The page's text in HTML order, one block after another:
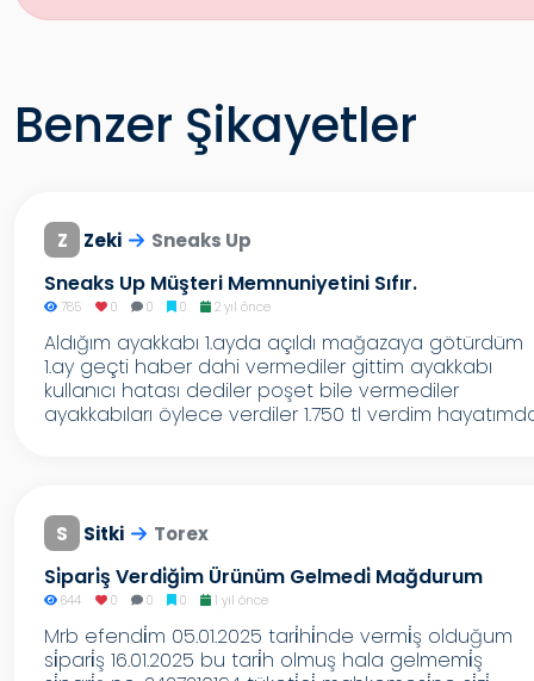
Benzer Şikayetler
Z Zeki Sneaks Up
Sneaks Up Müşteri Memnuniyetini Sıfır.
785 0 0 0 2 yıl önce
Aldığım ayakkabı 1.ayda açıldı mağazaya götürdüm
1.ay geçti haber dahi vermediler gittim ayakkabı
kullanıcı hatası dediler poşet bile vermediler
ayakkabıları öylece verdiler 1.750 tl verdim
S Sitki Torex
Si̇pari̇ş Verdi̇ği̇m Ürünüm Gelmedi̇ Mağdurum
644 0 0 0 1 yıl önce
Mrb efendi̇m 05.01.2025 tari̇hi̇nde vermi̇ş olduğum
si̇pari̇ş 16.01.2025 bu tari̇h olmuş hala gelmemi̇ş